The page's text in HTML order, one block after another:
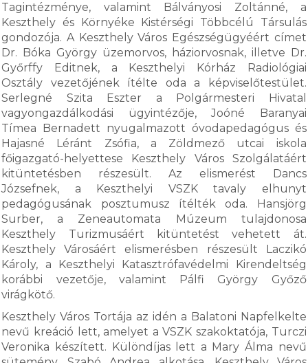
Tagintézménye, valamint Bálványosi Zoltánné, a
Keszthely és Környéke Kistérségi Többcélú Társulás
gondozója. A Keszthely Város Egészségügyéért címet
Dr. Bóka György üzemorvos, háziorvosnak, illetve Dr.
Győrffy Editnek, a Keszthelyi Kórház Radiológiai
Osztály vezetőjének ítélte oda a képviselőtestület.
Serlegné Szita Eszter a Polgármesteri Hivatal
vagyongazdálkodási ügyintézője, Joóné Baranyai
Tímea Bernadett nyugalmazott óvodapedagógus és
Hajasné Léránt Zsófia, a Zöldmező utcai iskola
főigazgató-helyettese Keszthely Város Szolgálatáért
kitüntetésben részesült. Az elismerést Dancs
Józsefnek, a Keszthelyi VSZK tavaly elhunyt
pedagógusának posztumusz ítélték oda. Hansjörg
Surber, a Zeneautomata Múzeum tulajdonosa
Keszthely Turizmusáért kitüntetést vehetett át.
Keszthely Városáért elismerésben részesült Laczikó
Károly, a Keszthelyi Katasztrófavédelmi Kirendeltség
korábbi vezetője, valamint Pálfi György Győző
virágkötő.
Keszthely Város Tortája az idén a Balatoni Napfelkelte
nevű kreáció lett, amelyet a VSZK szakoktatója, Turczi
Veronika készített. Különdíjas lett a Mary Álma nevű